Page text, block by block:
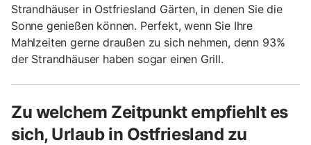
Strandhäuser in Ostfriesland Gärten, in denen Sie die
Sonne genießen können. Perfekt, wenn Sie Ihre
Mahlzeiten gerne draußen zu sich nehmen, denn 93%
der Strandhäuser haben sogar einen Grill.
Zu welchem Zeitpunkt empfiehlt es
sich, Urlaub in Ostfriesland zu